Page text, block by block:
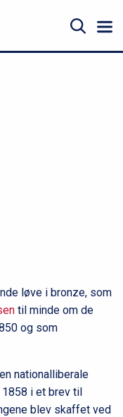
Søg
løve i bronze, som
til minde om de
og som
nationalliberale
1858 i et brev til
blev skaffet ved